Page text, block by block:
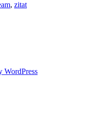
, zitat
WordPress